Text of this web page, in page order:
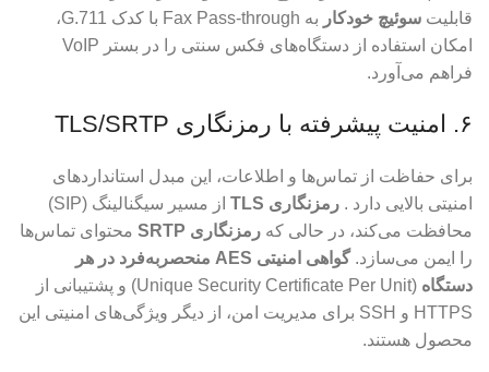
قابلیت سوئیچ خودکار
به Fax Pass-through با کدک G.711،
امکان استفاده از دستگاه‌های فکس سنتی را در بستر VoIP
فراهم می‌آورد.
۶. امنیت پیشرفته با رمزنگاری TLS/SRTP
برای حفاظت از تماس‌ها و اطلاعات، این مبدل استانداردهای
امنیتی بالایی دارد . رمزنگاری TLS
از مسیر سیگنالینگ (SIP)
محافظت می‌کند، در حالی که رمزنگاری SRTP
محتوای تماس‌ها
را ایمن می‌سازد.
گواهی امنیتی AES منحصربه‌فرد در هر
دستگاه
(Unique Security Certificate Per Unit) و پشتیبانی از
HTTPS و SSH برای مدیریت امن، از دیگر ویژگی‌های امنیتی این
محصول هستند.